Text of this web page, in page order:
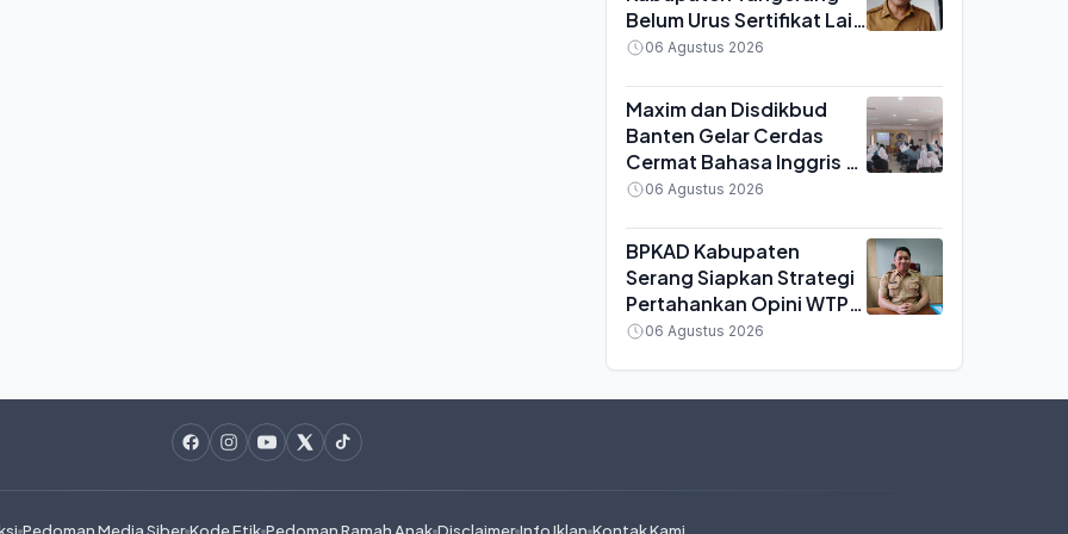
Belum Urus Sertifikat Laik
Higiene, Terancam Sanksi
06 Agustus 2026
Maxim dan Disdikbud
Banten Gelar Cerdas
Cermat Bahasa Inggris di
Serang, SMA Negeri 6
06 Agustus 2026
BPKAD Kabupaten
Serang Siapkan Strategi
Pertahankan Opini WTP
ke-16 pada 2027, Fokus
06 Agustus 2026